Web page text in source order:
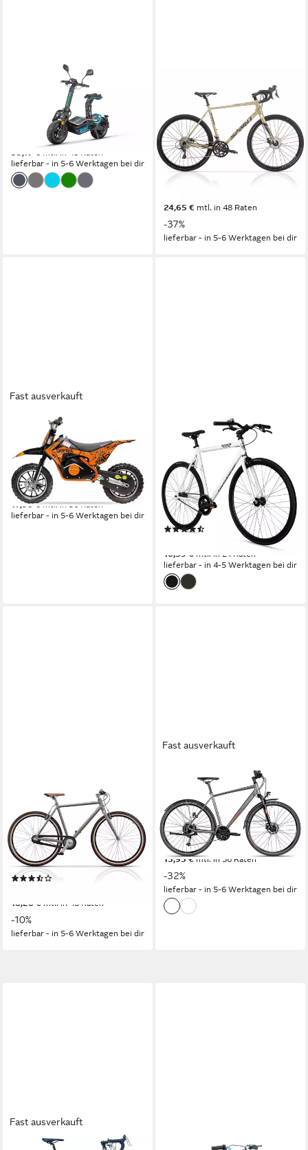
Crossrad Velocifero 1000W
Mad Hub Motor EEC
Zul. Gesamtgewicht
1.349,00 €
39,17 € mtl. in 48 Raten
lieferbar - in 5-6 Werktagen bei dir
Gravelbike 28 Herren Gravel
Bike WHISPER ELITE MD
Fahrrad 2x9 Shimano SORA
R3000
56 cm Rahmenhöhe
18 Gänge
120 kg
Zul. Gesamtgewicht
24,65 € mtl. in 48 Raten
-37%
lieferbar - in 5-6 Werktagen bei dir
Fast ausverkauft
Crossrad 500W Serval Eco
10/10 36V Dirtbike
70 kg Zul. Gesamtgewicht
499,00 €
17,90 €mtl. in 36 Raten
lieferbar - in 5-6 Werktagen bei dir
BERGSTEIGER
Urbanbike Kyoto 28 Zoll
Singlespeed Fixie Fahrrad,
Damen, Herren
1 Gänge
100 kg Zul. Gesamtgewicht
Aluminium Rahmen
16,39 € mtl. in 24 Raten
lieferbar - in 4-5 Werktagen bei dir
City Fahrrad 28 Zoll SPRIA
High End Urban Bike
53 cm Rahmenhöhe
3 Gänge
120 kg Zul. Gesamtgewicht
18,26 € mtl. in 48 Raten
-10%
lieferbar - in 5-6 Werktagen bei dir
Fast ausverkauft
Crossrad VERIS STREET
54 cm Rahmenhöhe
27 Gänge
120 kg Zul. Gesamtgewicht
444,44 € UVP
649,99 €
15,95 €mtl. in 36 Raten
-32%
lieferbar - in 5-6 Werktagen bei dir
Fast ausverkauft